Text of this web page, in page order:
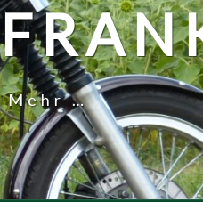
Mehr …